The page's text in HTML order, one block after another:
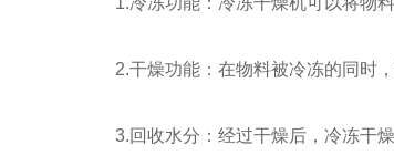
2.干燥功能：在物料被冷冻的同时，
3.回收水分：经过干燥后，冷冻干燥